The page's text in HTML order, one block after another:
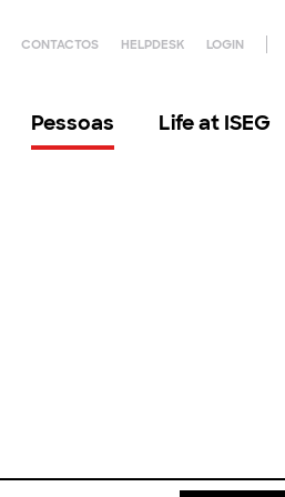
CONTACTOS HELPDESK LOGIN
Pessoas Life at ISEG